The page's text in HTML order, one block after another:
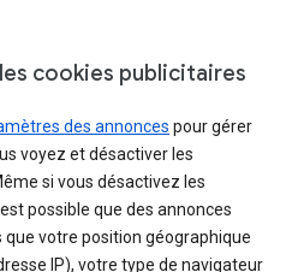
cookies publicitaires
des annonces pour gérer
voyez et désactiver les
si vous désactivez les
possible que des annonces
votre position géographique
IP), votre type de navigateur